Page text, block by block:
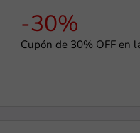
-30%
Cupón de 30% OFF en